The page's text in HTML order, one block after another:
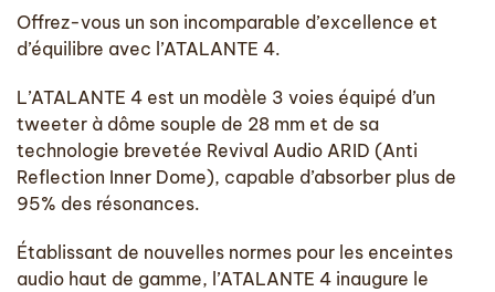
Offrez-vous un son incomparable d’excellence et
d’équilibre avec l’ATALANTE 4.
L’ATALANTE 4 est un modèle 3 voies équipé d’un
tweeter à dôme souple de 28 mm et de sa
technologie brevetée Revival Audio ARID (Anti
Reflection Inner Dome), capable d’absorber plus de
95% des résonances.
Établissant de nouvelles normes pour les enceintes
audio haut de gamme, l’ATALANTE 4 inaugure le